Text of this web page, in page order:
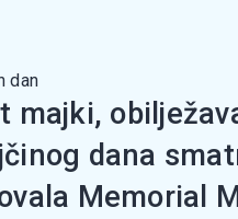
dan
majki,
dana
Memorial